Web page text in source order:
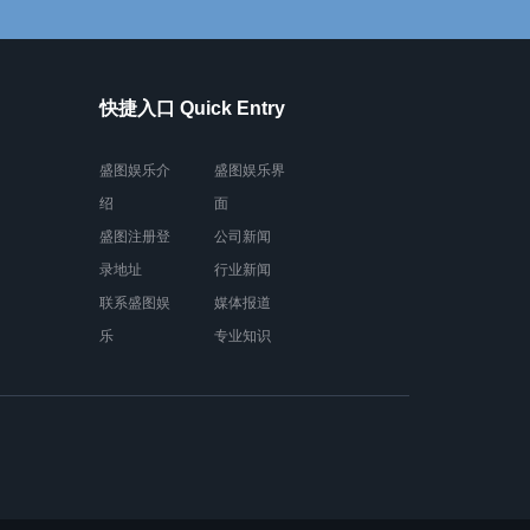
快捷入口 Quick Entry
盛图娱乐介
绍
盛图注册登
录地址
联系盛图娱
乐
盛图娱乐界
面
公司新闻
行业新闻
媒体报道
专业知识